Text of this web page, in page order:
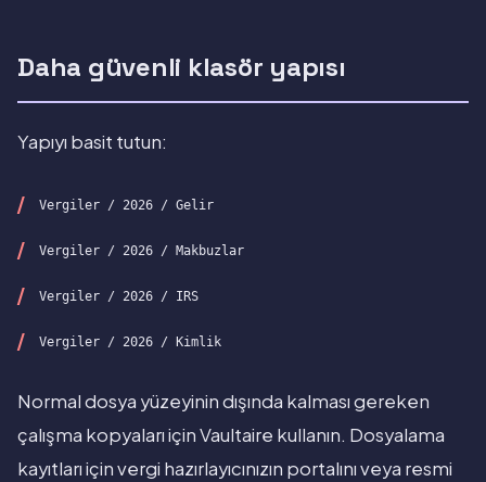
Daha güvenli klasör yapısı
Yapıyı basit tutun:
Vergiler / 2026 / Gelir
Vergiler / 2026 / Makbuzlar
Vergiler / 2026 / IRS
Vergiler / 2026 / Kimlik
Normal dosya yüzeyinin dışında kalması gereken
çalışma kopyaları için Vaultaire kullanın. Dosyalama
kayıtları için vergi hazırlayıcınızın portalını veya resmi